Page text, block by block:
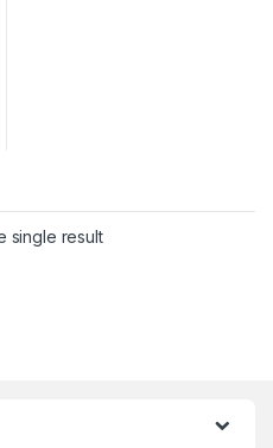
single result